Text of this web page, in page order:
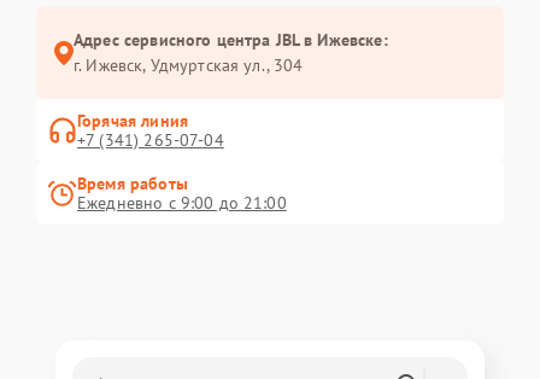
Адрес сервисного центра JBL в Ижевске:
г. Ижевск, Удмуртская ул., 304
Горячая линия
+7 (341) 265-07-04
Время работы
Ежедневно с 9:00 до 21:00